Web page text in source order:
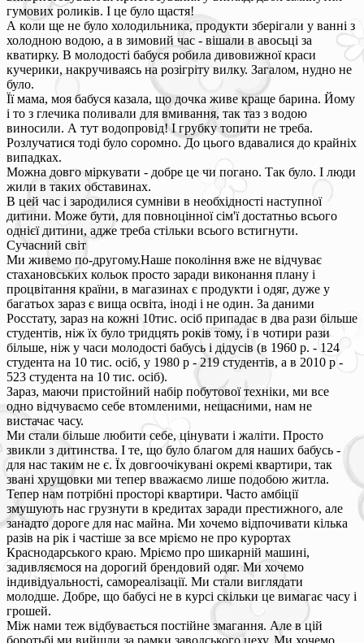
гумових роликів. І це було щастя!
А коли ще не було холодильника, продукти зберігали у ванні з
холодною водою, а в зимовий час - вішали в авосьці за
кватирку. В молодості бабуся робила дивовижної краси
кучерики, накручиваясь на розігріту вилку. Загалом, нудно не
було.
Її мама, моя бабуся казала, що дочка живе краще барина. Йому
і то з глечика поливали для вмивання, так таз з водою
виносили. А тут водопровід! І грубку топити не треба.
Розлучатися тоді було соромно. До цього вдавалися до крайніх
випадках.
Можна довго міркувати - добре це чи погано. Так було. І люди
жили в таких обставинах.
В цей час і зародилися сумніви в необхідності наступної
дитини. Може бути, для повноцінної сім'ї достатньо всього
однієї дитини, адже треба стільки всього встигнути.
Сучасний світ
Ми живемо по-другому.Наше покоління вже не відчуває
стахановських кольок просто заради виконання плану і
процвітання країни, в магазинах є продукти і одяг, дуже у
багатьох зараз є вища освіта, іноді і не один. За даними
Росстату, зараз на кожні 10тис. осіб припадає в два рази більше
студентів, ніж їх було тридцять років тому, і в чотири рази
більше, ніж у часи молодості бабусь і дідусів (в 1960 р. - 124
студента на 10 тис. осіб, у 1980 р - 219 студентів, а в 2010 р -
523 студента на 10 тис. осіб).
Зараз, маючи пристойний набір побутової техніки, ми все
одно відчуваємо себе втомленими, нещасними, нам не
вистачає часу.
Ми стали більше любити себе, цінувати і жаліти. Просто
звикли з дитинства. І те, що було благом для наших бабусь -
для нас таким не є. Їх довгоочікувані окремі квартири, так
звані хрущовки ми тепер вважаємо лише подобою житла.
Тепер нам потрібні просторі квартири. Часто амбіції
змушують нас грузнути в кредитах заради престижного, але
занадто дороге для нас майна. Ми хочемо відпочивати кілька
разів на рік і частіше за все мріємо не про курортах
Краснодарського краю. Мріємо про шикарній машині,
задивляємося на дорогий брендовий одяг. Ми хочемо
індивідуальності, самореалізації. Ми стали виглядати
молодше. Добре, що бабусі не в курсі скільки це вимагає часу і
грошей.
Між нами теж відбувається постійне змагання. Але в цій
боротьбі ми вийшли за рамки заводського цеху. Ми хочемо